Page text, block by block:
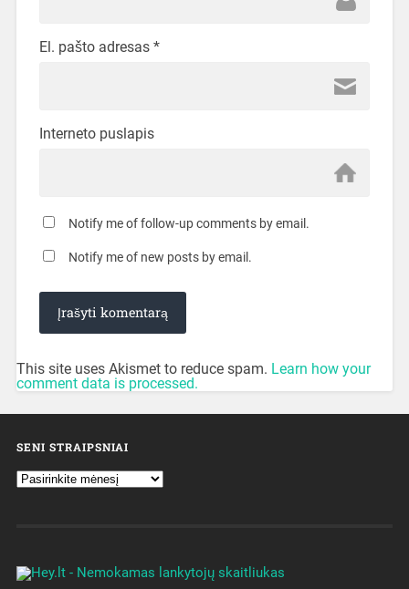
El. pašto adresas *
Interneto puslapis
Notify me of follow-up comments by email.
Notify me of new posts by email.
This site uses Akismet to reduce spam. Learn how your
comment data is processed.
SENI STRAIPSNIAI